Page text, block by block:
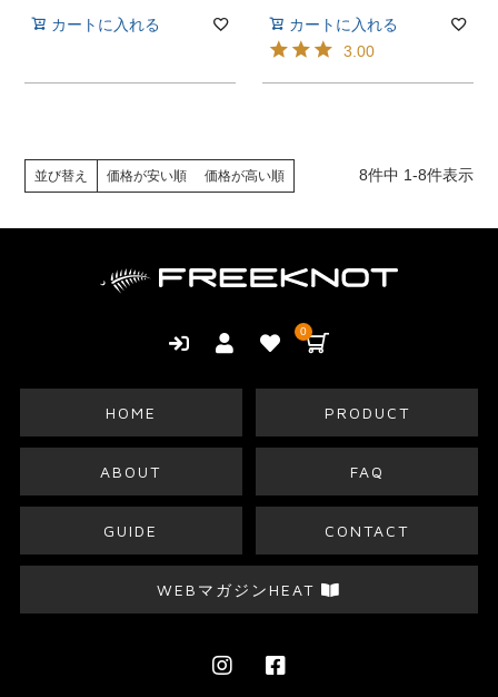
カートに入れる
カートに入れる
3.00
並び替え 価格が安い順 価格が高い順 8件中 1-8件表示
0
HOME PRODUCT
ABOUT FAQ
GUIDE CONTACT
WEBマガジンHEAT